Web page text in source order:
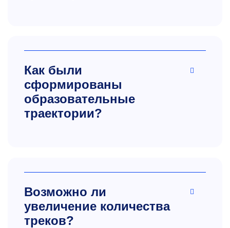
Как были
сформированы
образовательные
траектории?
Возможно ли
увеличение количества
треков?